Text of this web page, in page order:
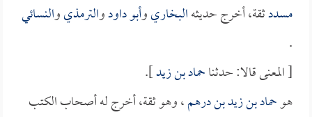
مسددثقة، أخرج حديثهالبخاريوأبو داودوالترمذيوالنسائي
.
[ المعنى قالا: حدثناحماد بن زيد].
هوحماد بن زيد بن درهم، وهو ثقة، أخرج له أصحاب الكتب